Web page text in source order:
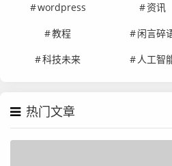
wordpress 资讯
教程
闲言碎
科技未来
人工智
热门文章